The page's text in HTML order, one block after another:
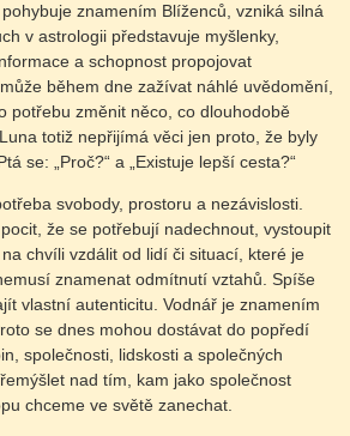
znamením Blíženců, vzniká silná
v astrologii představuje myšlenky,
a schopnost propojovat
během dne zažívat náhlé uvědomění,
potřebu změnit něco, co dlouhodobě
totiž nepřijímá věci jen proto, že byly
se: „Proč?“ a „Existuje lepší cesta?“
svobody, prostoru a nezávislosti.
že se potřebují nadechnout, vystoupit
chvíli vzdálit od lidí či situací, které je
znamenat odmítnutí vztahů. Spíše
vlastní autenticitu. Vodnář je znamením
se dnes mohou dostávat do popředí
společnosti, lidskosti a společných
nad tím, kam jako společnost
chceme ve světě zanechat.